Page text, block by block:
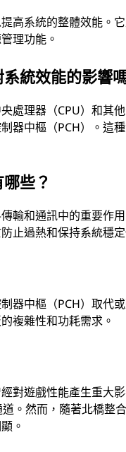
高系統的整體效能。
理功能。
統效能的影響
處理器（CPU）和其
器中樞（PCH）。這
些？
輸和通訊中的重要作
止過熱和保持系統穩
器中樞（PCH）取代
複雜性和功耗需求。
對遊戲性能產生重大
。然而，隨著北橋整
。